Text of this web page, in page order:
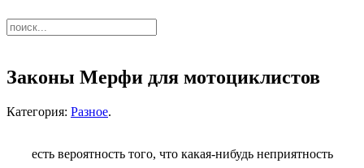
Законы Мерфи для мотоциклистов
Категория: Разное.
есть вероятность того, что какая-нибудь неприятность